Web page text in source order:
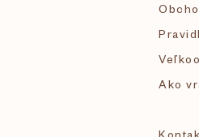
Ako